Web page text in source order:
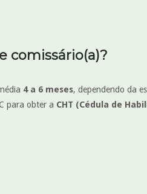
comissário(a)?
4 a 6 meses, dependendo da
para obter a CHT (Cédula de